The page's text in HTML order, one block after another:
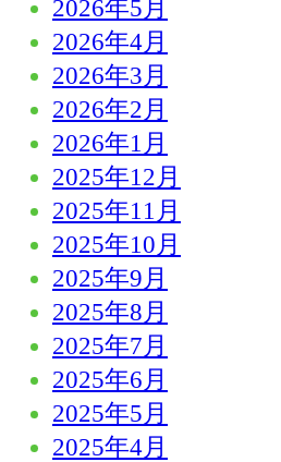
2026年5月
2026年4月
2026年3月
2026年2月
2026年1月
2025年12月
2025年11月
2025年10月
2025年9月
2025年8月
2025年7月
2025年6月
2025年5月
2025年4月